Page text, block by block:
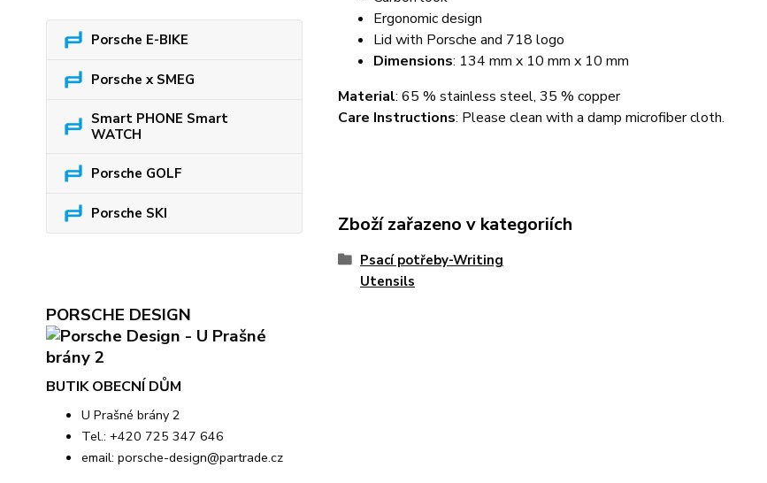
Porsche E-BIKE
Porsche x SMEG
Smart PHONE Smart
WATCH
Porsche GOLF
Porsche SKI
PORSCHE DESIGN
BUTIK OBECNÍ DŮM
U Prašné brány 2
Tel.: +420 725 347 646
email: porsche-design@partrade.cz
Ergonomic design
Lid with Porsche and 718 logo
Dimensions: 134 mm x 10 mm x 10 mm
Material: 65 % stainless steel, 35 % copper
Care Instructions: Please clean with a damp microfiber cloth.
Zboží zařazeno v kategoriích
Psací potřeby-Writing
Utensils